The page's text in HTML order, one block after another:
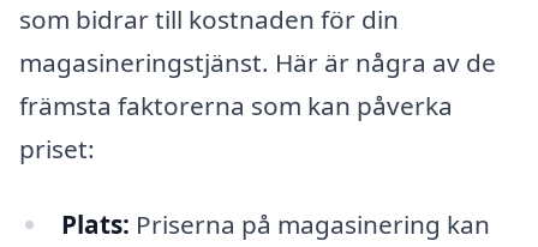
som bidrar till kostnaden för din
magasineringstjänst. Här är några av de
främsta faktorerna som kan påverka
priset:
Plats: Priserna på magasinering kan